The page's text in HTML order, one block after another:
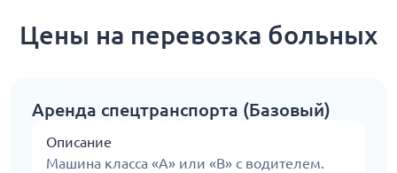
Цены на перевозка больных
Аренда спецтранспорта (Базовый)
Описание
Машина класса «А» или «В» с водителем.